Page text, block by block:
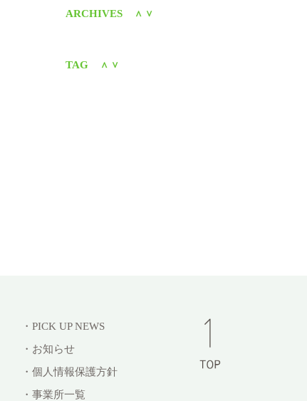
ARCHIVES ＜ ＞
TAG ＜ ＞
・PICK UP NEWS
・お知らせ
・個人情報保護方針
・事業所一覧